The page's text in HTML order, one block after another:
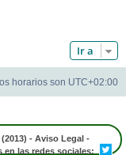
Ir a
horarios son UTC+02:00
- Aviso Legal -
en las redes sociales: